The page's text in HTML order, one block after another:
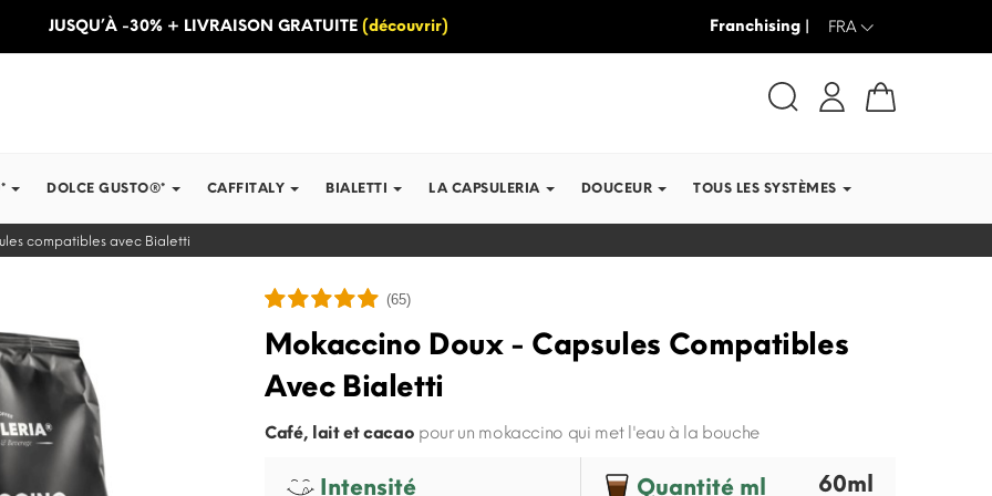
JUSQU’À -30% + LIVRAISON GRATUITE (découvrir) JUSQU’À -30% + LIVRAISON
Franchising | FRA
DOLCE GUSTO®* CAFFITALY BIALETTI LA CAPSULERIA DOUCEUR TOUS LES SYSTÈMES
compatibles avec Bialetti
(65)
Mokaccino Doux - Capsules Compatibles
Avec Bialetti
Café, lait et cacao pour un mokaccino qui met l'eau à la bouche
Intensité Quantité ml 60ml